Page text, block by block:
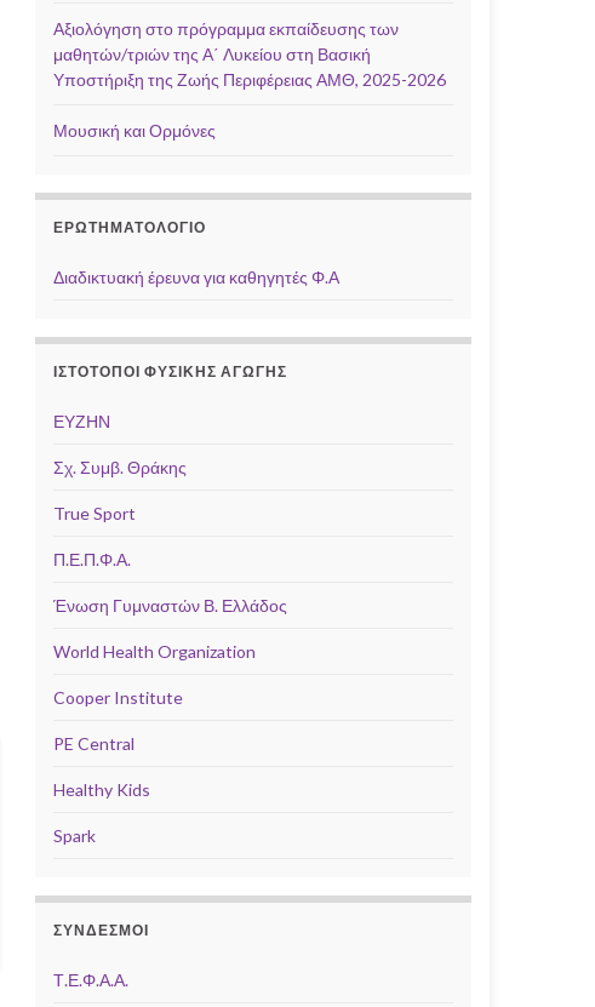
Αξιολόγηση στο πρόγραμμα εκπαίδευσης των
μαθητών/τριών της Α΄ Λυκείου στη Βασική
Υποστήριξη της Ζωής Περιφέρειας ΑΜΘ, 2025-2026
Μουσική και Ορμόνες
ΕΡΩΤΗΜΑΤΟΛΌΓΙΟ
Διαδικτυακή έρευνα για καθηγητές Φ.Α
ΙΣΤΌΤΟΠΟΙ ΦΥΣΙΚΉΣ ΑΓΩΓΉΣ
ΕΥΖΗΝ
Σχ. Συμβ. Θράκης
True Sport
Π.Ε.Π.Φ.Α.
Ένωση Γυμναστών Β. Ελλάδος
World Health Organization
Cooper Institute
PE Central
Healthy Kids
Spark
ΣΎΝΔΕΣΜΟΙ
Τ.Ε.Φ.Α.Α.